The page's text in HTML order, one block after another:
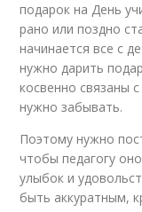
подарок на День
рано или поздно
начинается все с
нужно дарить
косвенно связаны
нужно забывать.
Поэтому нужно
чтобы педагогу
улыбок и
быть аккуратным,